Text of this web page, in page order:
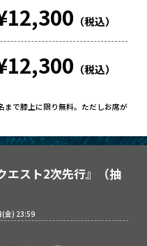
（税込）
（税込）
まで膝上に限り無料。ただしお席が
エスト2次先行』（抽
(金) 23:59